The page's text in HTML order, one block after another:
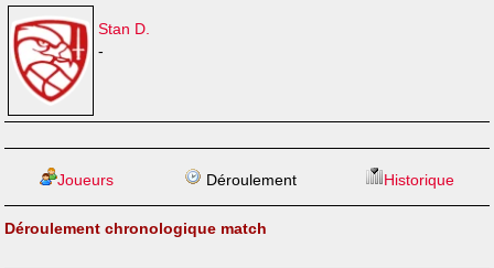
Stan D.
-
Joueurs Déroulement Historique
Déroulement chronologique match